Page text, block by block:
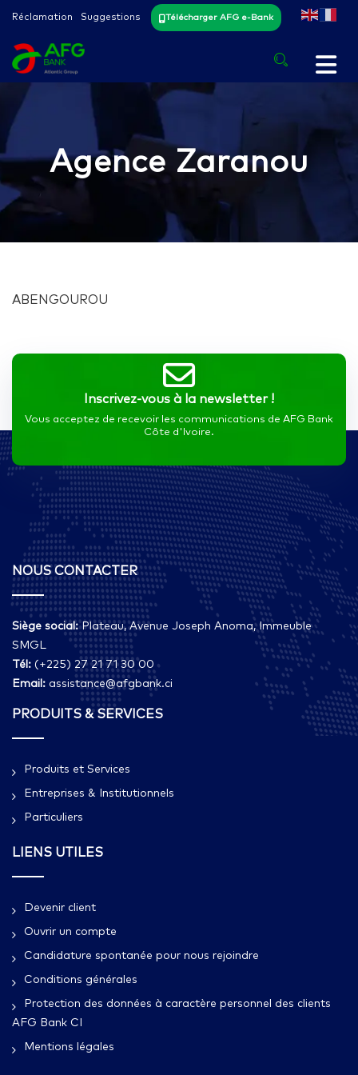
Réclamation Suggestions Télécharger AFG e-Bank
Agence Zaranou
ABENGOUROU
Inscrivez-vous à la newsletter !
Vous acceptez de recevoir les communications de AFG Bank
Côte d'Ivoire.
NOUS CONTACTER
Siège social:Plateau, Avenue Joseph Anoma, Immeuble
SMGL
Tél: (+225) 27 21 71 30 00
Email: assistance@afgbank.ci
PRODUITS & SERVICES
Produits et Services
Entreprises & Institutionnels
Particuliers
LIENS UTILES
Devenir client
Ouvrir un compte
Candidature spontanée pour nous rejoindre
Conditions générales
Protection des données à caractère personnel des clients
AFG Bank CI
Mentions légales